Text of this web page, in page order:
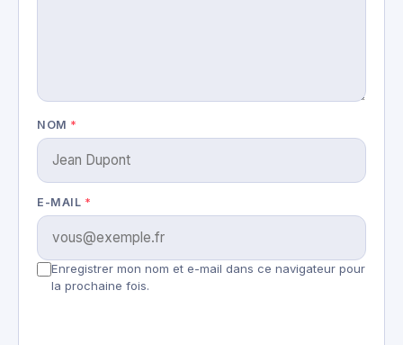
NOM *
E-MAIL *
Enregistrer mon nom et e-mail dans ce navigateur pour
la prochaine fois.